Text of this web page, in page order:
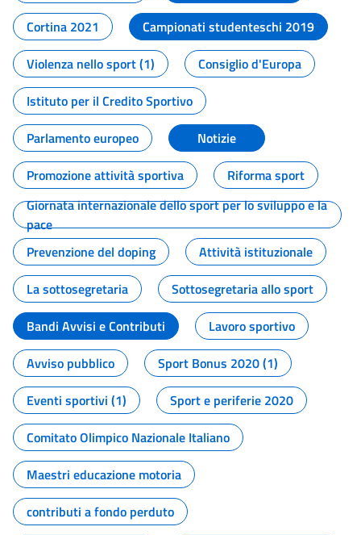
Cortina 2021
Campionati studenteschi 2019
Violenza nello sport (1)
Consiglio d'Europa
Istituto per il Credito Sportivo
Parlamento europeo
Notizie
Promozione attività sportiva
Riforma sport
Giornata internazionale dello sport per lo sviluppo e la
pace
Prevenzione del doping
Attività istituzionale
La sottosegretaria
Sottosegretaria allo sport
Bandi Avvisi e Contributi
Lavoro sportivo
Avviso pubblico
Sport Bonus 2020 (1)
Eventi sportivi (1)
Sport e periferie 2020
Comitato Olimpico Nazionale Italiano
Maestri educazione motoria
contributi a fondo perduto